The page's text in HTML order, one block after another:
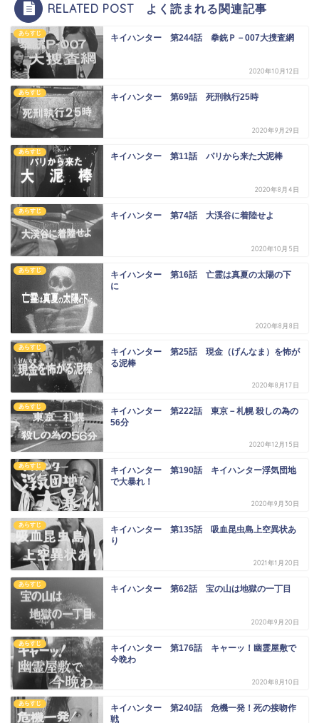
RELATED POST よく読まれる関連記事
あらすじ キイハンター 第244話 拳銃Ｐ－007大捜査網
2020年10月12日
あらすじ キイハンター 第69話 死刑執行25時
2020年9月29日
あらすじ キイハンター 第11話 パリから来た大泥棒
2020年8月4日
あらすじ キイハンター 第74話 大渓谷に着陸せよ
2020年10月5日
あらすじ
キイハンター 第16話 亡霊は真夏の太陽の下
に
2020年8月8日
あらすじ
キイハンター 第25話 現金（げんなま）を怖が
る泥棒
2020年8月17日
あらすじ
キイハンター 第222話 東京－札幌 殺しの為の
56分
2020年12月15日
あらすじ
キイハンター 第190話 キイハンター浮気団地
で大暴れ！
2020年9月30日
あらすじ
キイハンター 第135話 吸血昆虫島上空異状あ
り
2021年1月20日
あらすじ キイハンター 第62話 宝の山は地獄の一丁目
2020年9月20日
あらすじ
キイハンター 第176話 キャーッ！幽霊屋敷で
今晩わ
2020年8月10日
あらすじ
キイハンター 第240話 危機一発！死の接吻作
戦